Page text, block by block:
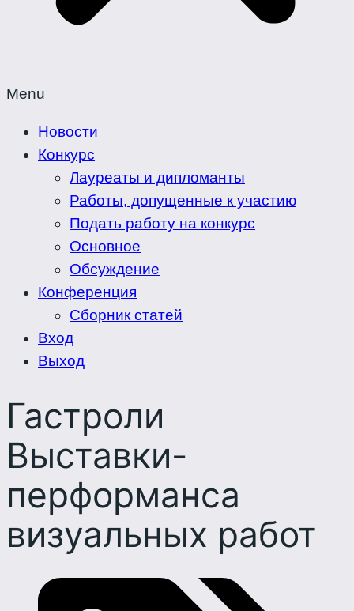
Menu
Новости
Конкурс
Лауреаты и дипломанты
Работы, допущенные к участию
Подать работу на конкурс
Основное
Обсуждение
Конференция
Сборник статей
Вход
Выход
Гастроли
Выставки-
перформанса
визуальных работ